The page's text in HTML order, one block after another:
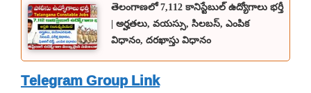
తెలంగాణలో 7,112 కానిస్టేబుల్ ఉద్యోగాలు భర్తీ
| అర్హతలు, వయస్సు, సిలబస్, ఎంపిక
విధానం, దరఖాస్తు విధానం
Telegram Group Link